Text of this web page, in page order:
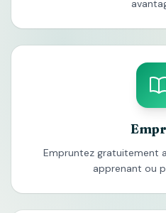
Empruntez gratuitement
apprenant ou